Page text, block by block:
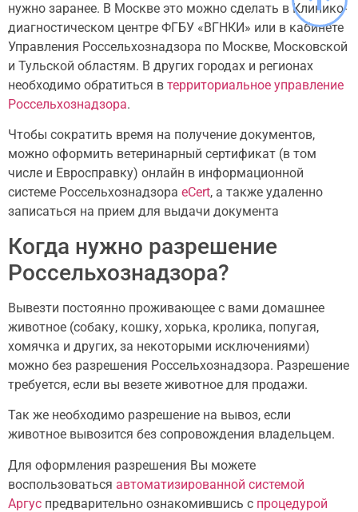
нужно заранее. В Москве это можно сделать в Клинико-
диагностическом центре ФГБУ «ВГНКИ» или в кабинете
Управления Россельхознадзора по Москве, Московской
и Тульской областям. В других городах и регионах
необходимо обратиться в территориальное управление
Россельхознадзора.
Чтобы сократить время на получение документов,
можно оформить ветеринарный сертификат (в том
числе и Евросправку) онлайн в информационной
системе Россельхознадзора eCert, а также удаленно
записаться на прием для выдачи документа
Когда нужно разрешение
Россельхознадзора?
Вывезти постоянно проживающее с вами домашнее
животное (собаку, кошку, хорька, кролика, попугая,
хомячка и других, за некоторыми исключениями)
можно без разрешения Россельхознадзора. Разрешение
требуется, если вы везете животное для продажи.
Так же необходимо разрешение на вывоз, если
животное вывозится без сопровождения владельцем.
Для оформления разрешения Вы можете
воспользоваться автоматизированной системой
Аргус предварительно ознакомившись с процедурой